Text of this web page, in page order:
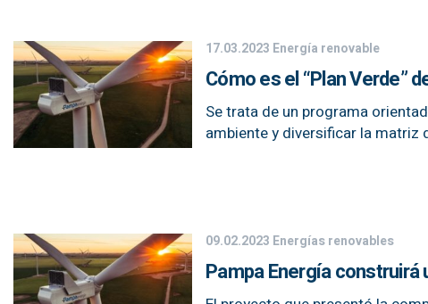
17.03.2023 Energía renovable
Cómo es el “Plan Verde”
Se trata de un programa
ambiente y diversificar la matriz
09.02.2023 Energías renovables
Pampa Energía construirá